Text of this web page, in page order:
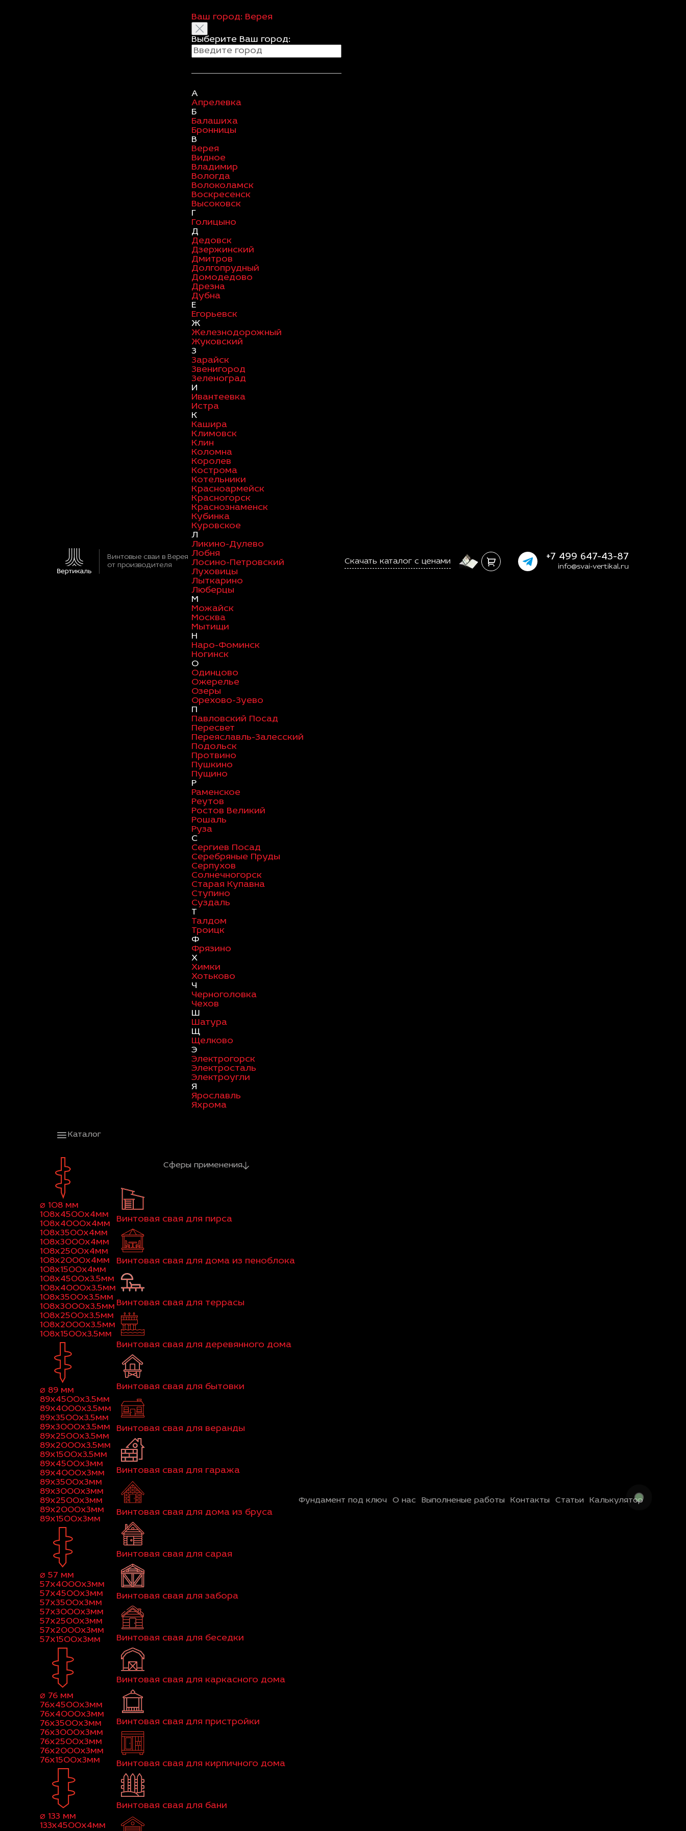
Винтовые сваи в Верея
от производителя
Ваш город: Верея
Выберите Ваш город:
А
Апрелевка
Б
Балашиха
Бронницы
В
Верея
Видное
Владимир
Вологда
Волоколамск
Воскресенск
Высоковск
Г
Голицыно
Д
Дедовск
Дзержинский
Дмитров
Долгопрудный
Домодедово
Дрезна
Дубна
Е
Егорьевск
Ж
Железнодорожный
Жуковский
З
Зарайск
Звенигород
Зеленоград
И
Ивантеевка
Истра
К
Кашира
Климовск
Клин
Коломна
Королев
Кострома
Котельники
Красноармейск
Красногорск
Краснознаменск
Кубинка
Куровское
Л
Ликино-Дулево
Лобня
Лосино-Петровский
Луховицы
Лыткарино
Люберцы
М
Можайск
Москва
Мытищи
Н
Наро-Фоминск
Ногинск
О
Одинцово
Ожерелье
Озеры
Орехово-Зуево
П
Павловский Посад
Пересвет
Переяславль-Залесский
Подольск
Протвино
Пушкино
Пущино
Р
Раменское
Реутов
Ростов Великий
Рошаль
Руза
С
Сергиев Посад
Серебряные Пруды
Серпухов
Солнечногорск
Старая Купавна
Ступино
Суздаль
Т
Талдом
Троицк
Ф
Фрязино
Х
Химки
Хотьково
Ч
Черноголовка
Чехов
Ш
Шатура
Щ
Щелково
Э
Электрогорск
Электросталь
Электроугли
Я
Ярославль
Яхрома
Скачать каталог с ценами +7 499 647-43-87
info@svai-vertikal.ru
Каталог
⌀ 108 мм
108x4500x4мм
108x4000x4мм
108x3500x4мм
108x3000x4мм
108x2500x4мм
108x2000x4мм
108x1500x4мм
108x4500x3.5мм
108x4000x3.5мм
108x3500x3.5мм
108x3000x3.5мм
108x2500x3.5мм
108x2000x3.5мм
108x1500x3.5мм
⌀ 89 мм
89x4500x3.5мм
89x4000x3.5мм
89x3500x3.5мм
89x3000x3.5мм
89x2500x3.5мм
89x2000x3.5мм
89x1500x3.5мм
89x4500x3мм
89x4000x3мм
89x3500x3мм
89x3000x3мм
89x2500x3мм
89x2000x3мм
89x1500x3мм
⌀ 57 мм
57x4000x3мм
57x4500x3мм
57x3500x3мм
57x3000x3мм
57x2500x3мм
57x2000x3мм
57x1500x3мм
⌀ 76 мм
76x4500x3мм
76x4000x3мм
76x3500x3мм
76x3000x3мм
76x2500x3мм
76x2000x3мм
76x1500x3мм
⌀ 133 мм
133x4500x4мм
Сферы применения
Винтовая свая для пирса
Винтовая свая для дома из пеноблока
Винтовая свая для террасы
Винтовая свая для деревянного дома
Винтовая свая для бытовки
Винтовая свая для веранды
Винтовая свая для гаража
Винтовая свая для дома из бруса
Винтовая свая для сарая
Винтовая свая для забора
Винтовая свая для беседки
Винтовая свая для каркасного дома
Винтовая свая для пристройки
Винтовая свая для кирпичного дома
Винтовая свая для бани
Фундамент под ключ О нас Выполненые работы Контакты Статьи Калькулятор